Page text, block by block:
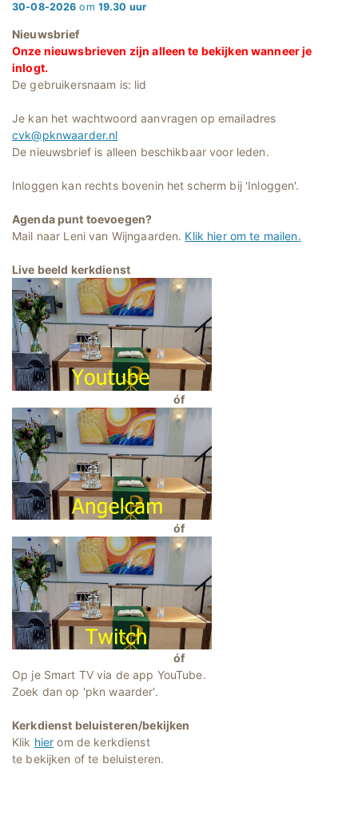
30-08-2026 om 19.30 uur
Nieuwsbrief
Onze nieuwsbrieven zijn alleen te bekijken wanneer je
inlogt.
De gebruikersnaam is: lid
Je kan het wachtwoord aanvragen op emailadres
cvk@pknwaarder.nl
De nieuwsbrief is alleen beschikbaar voor leden.
Inloggen kan rechts bovenin het scherm bij 'Inloggen'.
Agenda punt toevoegen?
Mail naar Leni van Wijngaarden. Klik hier om te mailen.
Live beeld kerkdienst
óf
óf
óf
Op je Smart TV via de app YouTube.
Zoek dan op 'pkn waarder'.
Kerkdienst beluisteren/bekijken
Klik hier om de kerkdienst
te bekijken of te beluisteren.